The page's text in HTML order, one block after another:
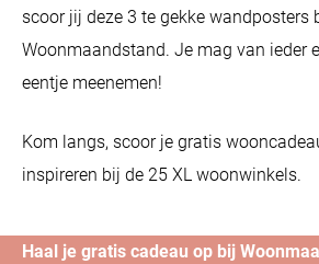
scoor jij deze 3 te gekke wandposters
Woonmaandstand. Je mag van ieder
eentje meenemen!
Kom langs, scoor je gratis
inspireren bij de 25 XL woonwinkels.
Haal je gratis cadeau op bij